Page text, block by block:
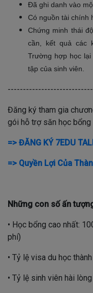
Đã ghi danh vào
Có nguồn tài chính
Chứng minh thái
cần, kết quả các
Trường hợp học
tập của sinh viên.
Đăng ký tham gia
gói hỗ trợ săn học bổng
=> ĐĂNG KÝ 7EDU
=> Quyền Lợi Của
Những con số ấn
• Học bổng cao nhất:
phí)
• Tỷ lệ visa du học
• Tỷ lệ sinh viên hài